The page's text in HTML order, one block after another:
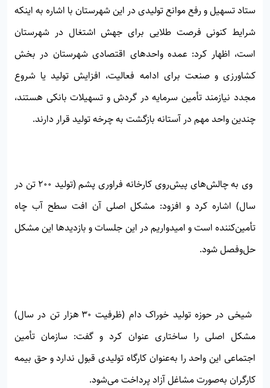
ستاد تسهیل و رفع موانع تولیدی در این شهرستان با اشاره به اینکه
شرایط کنونی فرصت طلایی برای جهش اشتغال در شهرستان
است، اظهار کرد: عمده واحدهای اقتصادی شهرستان در بخش
کشاورزی و صنعت برای ادامه فعالیت، افزایش تولید یا شروع
مجدد نیازمند تأمین سرمایه در گردش و تسهیلات بانکی هستند،
چندین واحد مهم در آستانه بازگشت به چرخه تولید قرار دارند.
وی به چالش‌های پیش‌روی کارخانه فراوری پشم (تولید ۲۰۰ تن در
سال) اشاره کرد و افزود: مشکل اصلی آن افت سطح آب چاه
تأمین‌کننده است و امیدواریم در این جلسات و بازدیدها این مشکل
حل‌وفصل شود.
شیخی در حوزه تولید خوراک دام (ظرفیت ۳۰ هزار تن در سال)
مشکل اصلی را ساختاری عنوان کرد و گفت: سازمان تأمین
اجتماعی این واحد را به‌عنوان کارگاه تولیدی قبول ندارد و حق بیمه
کارگران به‌صورت مشاغل آزاد پرداخت می‌شود.